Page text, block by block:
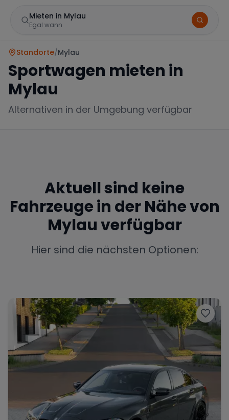
Mieten in Mylau
Egal wann
Mercedes BMW Audi
Dodge
Bentley Rolls Royce Aston Martin
Standorte/Mylau
Sportwagen mieten in
Mylau
Alternativen in der Umgebung verfügbar
Aktuell sind keine
Fahrzeuge in der Nähe von
Mylauverfügbar
Hier sind die nächsten Optionen: